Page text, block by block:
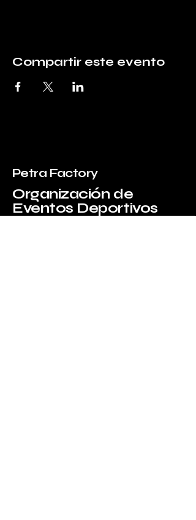
Compartir este evento
Petra Factory
Organización de
Eventos Deportivos